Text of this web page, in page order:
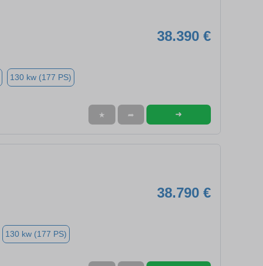
38.390 €
130 kw (177 PS)
★ ➦ ➜
38.790 €
130 kw (177 PS)